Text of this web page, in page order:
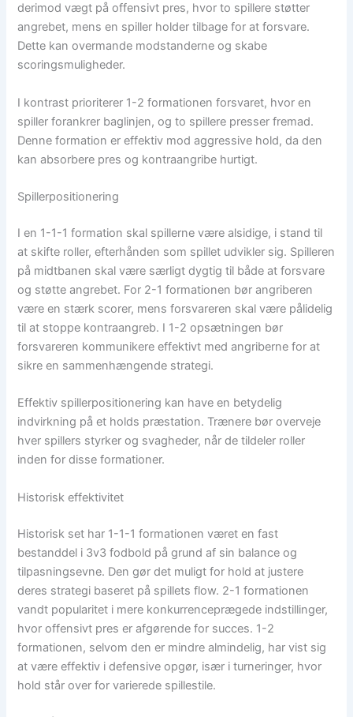
derimod vægt på offensivt pres, hvor to spillere støtter
angrebet, mens en spiller holder tilbage for at forsvare.
Dette kan overmande modstanderne og skabe
scoringsmuligheder.
I kontrast prioriterer 1-2 formationen forsvaret, hvor en
spiller forankrer baglinjen, og to spillere presser fremad.
Denne formation er effektiv mod aggressive hold, da den
kan absorbere pres og kontraangribe hurtigt.
Spillerpositionering
I en 1-1-1 formation skal spillerne være alsidige, i stand til
at skifte roller, efterhånden som spillet udvikler sig. Spilleren
på midtbanen skal være særligt dygtig til både at forsvare
og støtte angrebet. For 2-1 formationen bør angriberen
være en stærk scorer, mens forsvareren skal være pålidelig
til at stoppe kontraangreb. I 1-2 opsætningen bør
forsvareren kommunikere effektivt med angriberne for at
sikre en sammenhængende strategi.
Effektiv spillerpositionering kan have en betydelig
indvirkning på et holds præstation. Trænere bør overveje
hver spillers styrker og svagheder, når de tildeler roller
inden for disse formationer.
Historisk effektivitet
Historisk set har 1-1-1 formationen været en fast
bestanddel i 3v3 fodbold på grund af sin balance og
tilpasningsevne. Den gør det muligt for hold at justere
deres strategi baseret på spillets flow. 2-1 formationen
vandt popularitet i mere konkurrenceprægede indstillinger,
hvor offensivt pres er afgørende for succes. 1-2
formationen, selvom den er mindre almindelig, har vist sig
at være effektiv i defensive opgør, især i turneringer, hvor
hold står over for varierede spillestile.